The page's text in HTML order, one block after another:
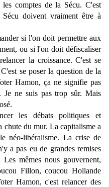
comptes de la Sécu. C'est
doivent vraiment être à
si l'on doit permettre aux
ou si l'on doit défiscaliser
la croissance. C'est se
se poser la question de la
Hamon, ça ne signifie pas
Je ne suis pas trop sûr. Mais
les débats politiques et
chute du mur. La capitalisme a
néo-libéralisme. La crise de
a pas eu de grandes remises
mêmes nous gouvernent,
Fillon, coucou Hollande
Hamon, c'est relancer des